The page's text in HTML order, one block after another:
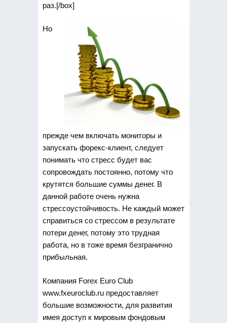
раз.[/box]
Но
прежде чем включать мониторы и
запускать форекс-клиент, следует
понимать что стресс будет вас
сопровождать постоянно, потому что
крутятся большие суммы денег. В
данной работе очень нужна
стрессоустойчивость. Не каждый может
справиться со стрессом в результате
потери денег, потому это трудная
работа, но в тоже время безгранично
прибыльная.
Компания Forex Euro Club
www.fxeuroclub.ru предоставляет
большие возможности, для развития
имея доступ к мировым фондовым